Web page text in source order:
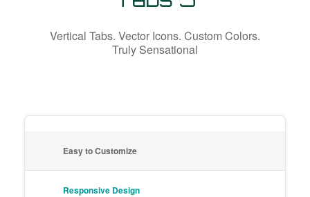
Vertical Tabs. Vector Icons. Custom Colors.
Truly Sensational
Easy to Customize
Responsive Design